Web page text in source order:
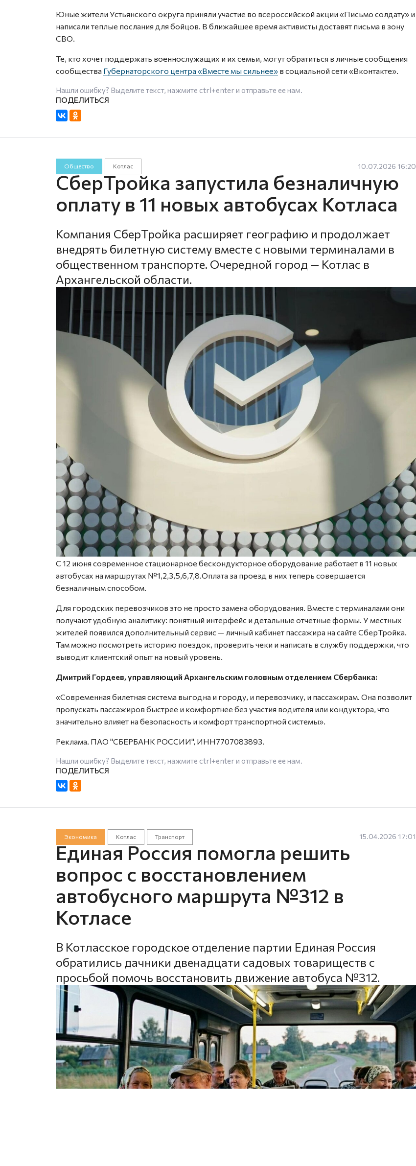
Юные жители Устьянского округа приняли участие во всероссийской акции «Письмо солдату» и
написали теплые послания для бойцов. В ближайшее время активисты доставят письма в зону
СВО.
Те, кто хочет поддержать военнослужащих и их семьи, могут обратиться в личные сообщения
сообщества Губернаторского центра «Вместе мы сильнее» в социальной сети «Вконтакте».
Нашли ошибку? Выделите текст, нажмите ctrl+enterи отправьте ее нам.
Общество Котлас 10.07.2026 16:20
СберТройка запустила безналичную
оплату в 11 новых автобусах Котласа
Компания СберТройка расширяет географию и продолжает
внедрять билетную систему вместе с новыми терминалами в
общественном транспорте. Очередной город — Котлас в
Архангельской области.
С 12 июня современное стационарное бескондукторное оборудование работает в 11 новых
автобусах на маршрутах №1,2,3,5,6,7,8.Оплата за проезд в них теперь совершается
безналичным способом.
Для городских перевозчиков это не просто замена оборудования. Вместе с терминалами они
получают удобную аналитику: понятный интерфейс и детальные отчетные формы. У местных
жителей появился дополнительный сервис — личный кабинет пассажира на сайте СберТройка.
Там можно посмотреть историю поездок, проверить чеки и написать в службу поддержки, что
выводит клиентский опыт на новый уровень.
Дмитрий Гордеев, управляющий Архангельским головным отделением Сбербанка:
«Современная билетная система выгодна и городу, и перевозчику, и пассажирам. Она позволит
пропускать пассажиров быстрее и комфортнее без участия водителя или кондуктора, что
значительно влияет на безопасность и комфорт транспортной системы».
Реклама. ПАО "СБЕРБАНК РОССИИ", ИНН7707083893.
Нашли ошибку? Выделите текст, нажмите ctrl+enterи отправьте ее нам.
Экономика Котлас Транспорт 15.04.2026 17:01
Единая Россия помогла решить
вопрос с восстановлением
автобусного маршрута №312 в
Котласе
В Котласское городское отделение партии Единая Россия
обратились дачники двенадцати садовых товариществ с
просьбой помочь восстановить движение автобуса №312.